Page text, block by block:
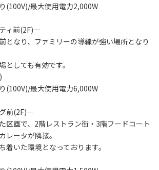
(100V)/最大使用電力2,000W
ィ前(2F)―
となり、ファミリーの導線が強い場所となり
としても有効です。
(100V)/最大使用電力6,000W
前(2F)―
区画で、2階レストラン街・3階フードコート
レータが隣接。
着いた環境となっております。